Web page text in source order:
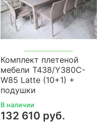
Комплект плетеной
мебели T438/Y380C-
W85 Latte (10+1) +
подушки
В наличии
132 610 руб.